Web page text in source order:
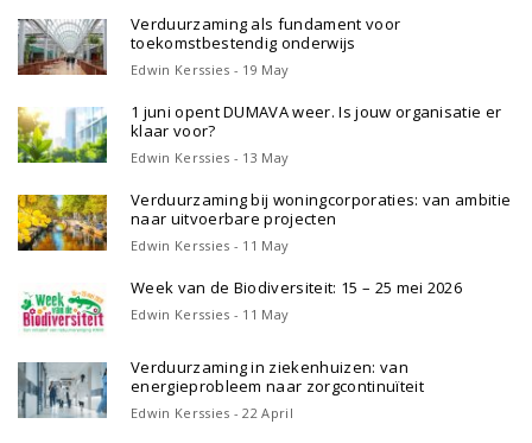
Verduurzaming als fundament voor
toekomstbestendig onderwijs
Edwin Kerssies - 19 May
1 juni opent DUMAVA weer. Is jouw organisatie er
klaar voor?
Edwin Kerssies - 13 May
Verduurzaming bij woningcorporaties: van ambitie
naar uitvoerbare projecten
Edwin Kerssies - 11 May
Week van de Biodiversiteit: 15 – 25 mei 2026
Edwin Kerssies - 11 May
Verduurzaming in ziekenhuizen: van
energieprobleem naar zorgcontinuïteit
Edwin Kerssies - 22 April